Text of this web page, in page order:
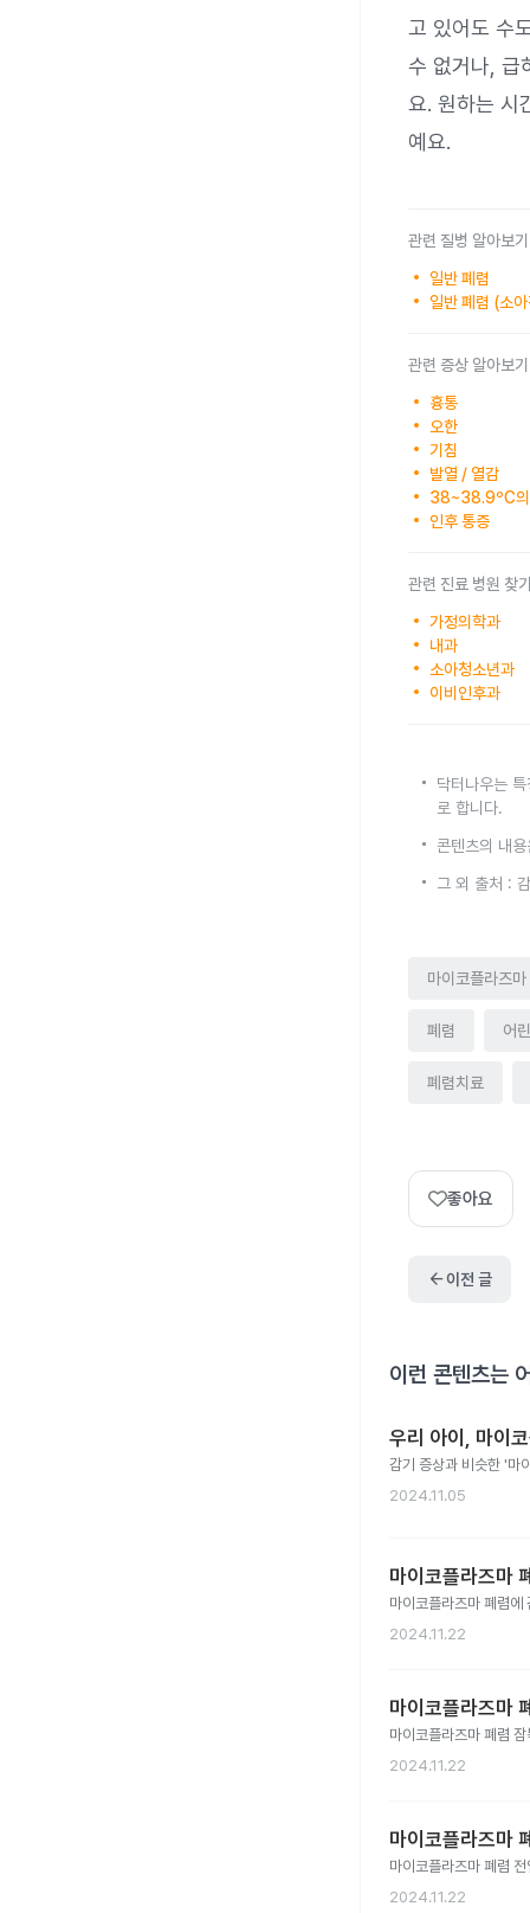
고 있어도 수
수 없거나, 급
요. 원하는 시
예요.
관련 질병 알아보기
일반 폐렴
일반 폐렴 (소
관련 증상 알아보기
흉통
오한
기침
발열 / 열감
38~38.9ºC의
인후 통증
관련 진료 병원 찾
가정의학과
내과
소아청소년과
이비인후과
닥터나우는
로 합니다.
콘텐츠의 내
그 외 출처 :
마이코플라즈마
폐렴 어
폐렴치료
좋아요
arrow_back이전 글
이런 콘텐츠는
우리 아이, 마이
감기 증상과 비슷한 '마
2024.11.05
마이코플라즈마
마이코플라즈마 폐렴에
2024.11.22
마이코플라즈마
마이코플라즈마 폐렴
2024.11.22
마이코플라즈마
마이코플라즈마 폐렴
2024.11.22